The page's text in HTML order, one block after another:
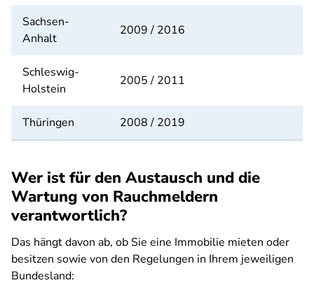
Sachsen-
Anhalt
2009 / 2016
Schleswig-
Holstein
2005 / 2011
Thüringen 2008 / 2019
Wer ist für den Austausch und die
Wartung von Rauchmeldern
verantwortlich?
Das hängt davon ab, ob Sie eine Immobilie mieten oder
besitzen sowie von den Regelungen in Ihrem jeweiligen
Bundesland: